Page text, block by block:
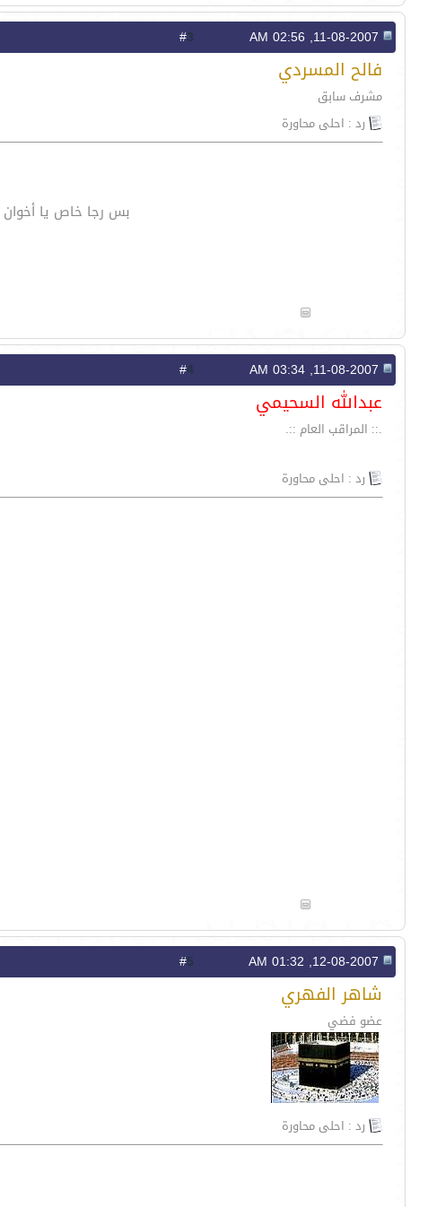
3
فالح المسردي
مشرف سابق
رد : احلى محاورة
بس رجا خاص يا أخوان
#
4
عبدالله السحيمي
.:: المراقب العام ::.
رد : احلى محاورة
5
شاهر الفهري
عضو فضي
رد : احلى محاورة